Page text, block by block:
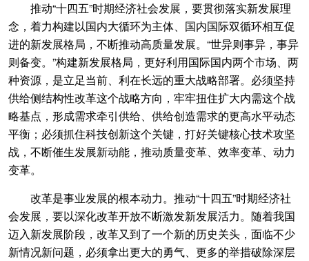
推动“十四五”时期经济社会发展，要贯彻落实新发展理
念，着力构建以国内大循环为主体、国内国际双循环相互促
进的新发展格局，不断推动高质量发展。“世异则事异，事异
则备变。”构建新发展格局，更好利用国际国内两个市场、两
种资源，是立足当前、利在长远的重大战略部署。必须坚持
供给侧结构性改革这个战略方向，牢牢扭住扩大内需这个战
略基点，形成需求牵引供给、供给创造需求的更高水平动态
平衡；必须抓住科技创新这个关键，打好关键核心技术攻坚
战，不断催生发展新动能，推动质量变革、效率变革、动力
变革。
改革是事业发展的根本动力。推动“十四五”时期经济社
会发展，要以深化改革开放不断激发新发展活力。随着我国
迈入新发展阶段，改革又到了一个新的历史关头，面临不少
新情况新问题，必须拿出更大的勇气、更多的举措破除深层